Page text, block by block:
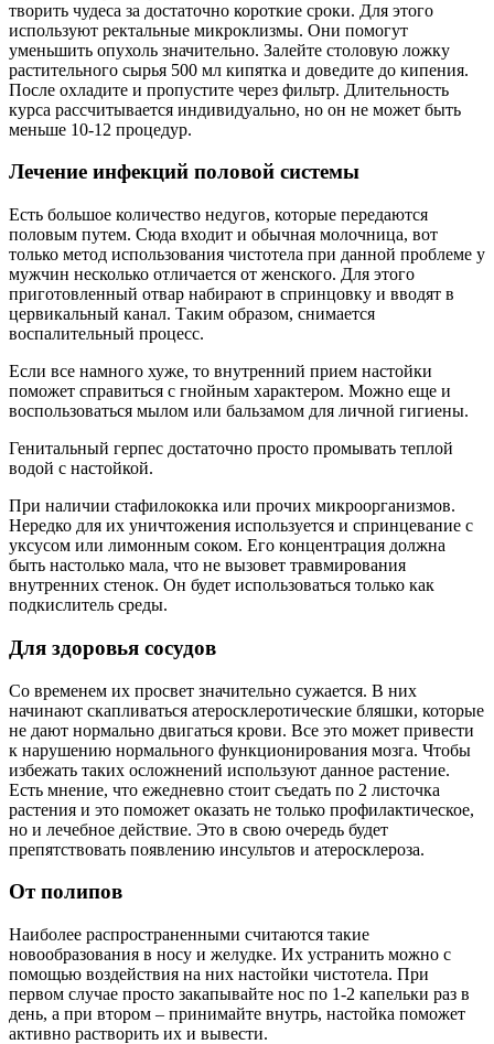
творить чудеса за достаточно короткие сроки. Для этого
используют ректальные микроклизмы. Они помогут
уменьшить опухоль значительно. Залейте столовую ложку
растительного сырья 500 мл кипятка и доведите до кипения.
После охладите и пропустите через фильтр. Длительность
курса рассчитывается индивидуально, но он не может быть
меньше 10-12 процедур.
Лечение инфекций половой системы
Есть большое количество недугов, которые передаются
половым путем. Сюда входит и обычная молочница, вот
только метод использования чистотела при данной проблеме у
мужчин несколько отличается от женского. Для этого
приготовленный отвар набирают в спринцовку и вводят в
цервикальный канал. Таким образом, снимается
воспалительный процесс.
Если все намного хуже, то внутренний прием настойки
поможет справиться с гнойным характером. Можно еще и
воспользоваться мылом или бальзамом для личной гигиены.
Генитальный герпес достаточно просто промывать теплой
водой с настойкой.
При наличии стафилококка или прочих микроорганизмов.
Нередко для их уничтожения используется и спринцевание с
уксусом или лимонным соком. Его концентрация должна
быть настолько мала, что не вызовет травмирования
внутренних стенок. Он будет использоваться только как
подкислитель среды.
Для здоровья сосудов
Со временем их просвет значительно сужается. В них
начинают скапливаться атеросклеротические бляшки, которые
не дают нормально двигаться крови. Все это может привести
к нарушению нормального функционирования мозга. Чтобы
избежать таких осложнений используют данное растение.
Есть мнение, что ежедневно стоит съедать по 2 листочка
растения и это поможет оказать не только профилактическое,
но и лечебное действие. Это в свою очередь будет
препятствовать появлению инсультов и атеросклероза.
От полипов
Наиболее распространенными считаются такие
новообразования в носу и желудке. Их устранить можно с
помощью воздействия на них настойки чистотела. При
первом случае просто закапывайте нос по 1-2 капельки раз в
день, а при втором – принимайте внутрь, настойка поможет
активно растворить их и вывести.